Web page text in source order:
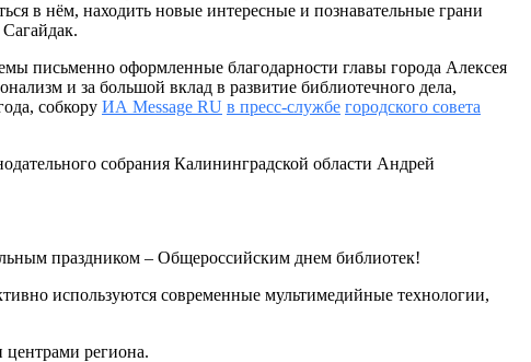
в нём, находить новые интересные и познавательные грани
письменно оформленные благодарности главы города Алексея
и за большой вклад в развитие библиотечного дела,
собкору ИА Message RU в пресс-службе городского совета
собрания Калининградской области Андрей
праздником – Общероссийским днем библиотек!
используются современные мультимедийные технологии,
центрами региона.